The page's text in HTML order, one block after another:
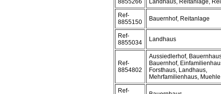
8855266
Landhaus, Reitanlage,
Ref-
8855150
Bauernhof, Reitanlage
Ref-
8855034
Landhaus
Ref-
8854802
Aussiedlerhof,
Bauernhof,
Forsthaus, Landhaus,
Mehrfamilienhaus, Muehle
Ref-